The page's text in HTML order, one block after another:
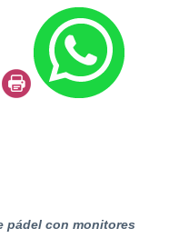
pádel con monitores